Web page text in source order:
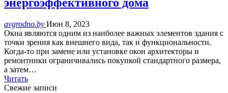
avgrodno.by Июн 8, 2023
Окна являются одним из наиболее важных элементов здания с
точки зрения как внешнего вида, так и функциональности.
Когда-то при замене или установке окон архитекторы и
ремонтники ограничивались покупкой стандартного размера,
а затем…
Читать
Свежие записи